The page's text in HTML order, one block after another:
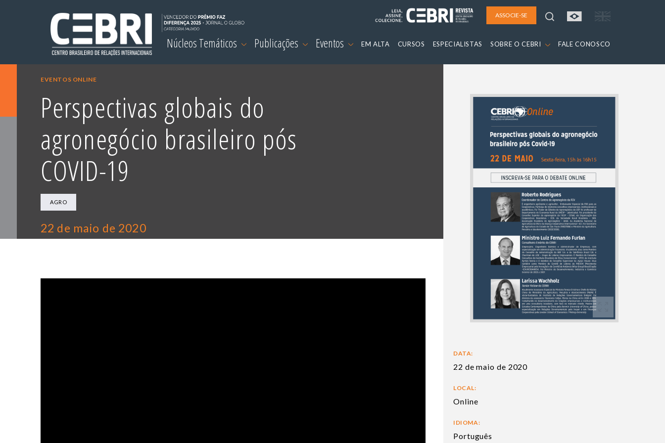
ASSOCIE-SE
Núcleos Temáticos Publicações Eventos EM ALTA CURSOS ESPECIALISTAS SOBRE O CEBRI FALE CONOSCO
EVENTOS ONLINE
Perspectivas globais do
agronegócio brasileiro pós
COVID-19
AGRO
22 de maio de 2020
DATA:
22 de maio de 2020
LOCAL:
Online
IDIOMA:
Português